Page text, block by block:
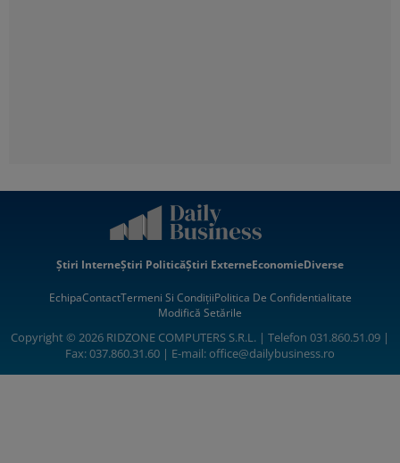
Știri InterneȘtiri PoliticăȘtiri ExterneEconomieDiverse
EchipaContactTermeni Si CondițiiPolitica De Confidentialitate
Modifică Setările
Copyright © 2026 RIDZONE COMPUTERS S.R.L. | Telefon 031.860.51.09 |
Fax: 037.860.31.60 | E-mail:office@dailybusiness.ro